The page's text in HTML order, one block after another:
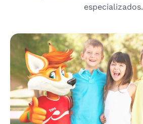
especializados.